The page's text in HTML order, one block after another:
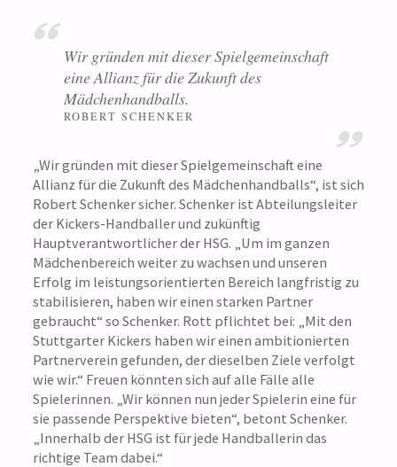
Wir gründen mit dieser Spielgemeinschaft
eine Allianz für die Zukunft des
Mädchenhandballs.
ROBERT SCHENKER
„Wir gründen mit dieser Spielgemeinschaft eine
Allianz für die Zukunft des Mädchenhandballs“, ist sich
Robert Schenker sicher. Schenker ist Abteilungsleiter
der Kickers-Handballer und zukünftig
Hauptverantwortlicher der HSG. „Um im ganzen
Mädchenbereich weiter zu wachsen und unseren
Erfolg im leistungsorientierten Bereich langfristig zu
stabilisieren, haben wir einen starken Partner
gebraucht“ so Schenker. Rott pflichtet bei: „Mit den
Stuttgarter Kickers haben wir einen ambitionierten
Partnerverein gefunden, der dieselben Ziele verfolgt
wie wir.“ Freuen könnten sich auf alle Fälle alle
Spielerinnen. „Wir können nun jeder Spielerin eine für
sie passende Perspektive bieten“, betont Schenker.
„Innerhalb der HSG ist für jede Handballerin das
richtige Team dabei.“